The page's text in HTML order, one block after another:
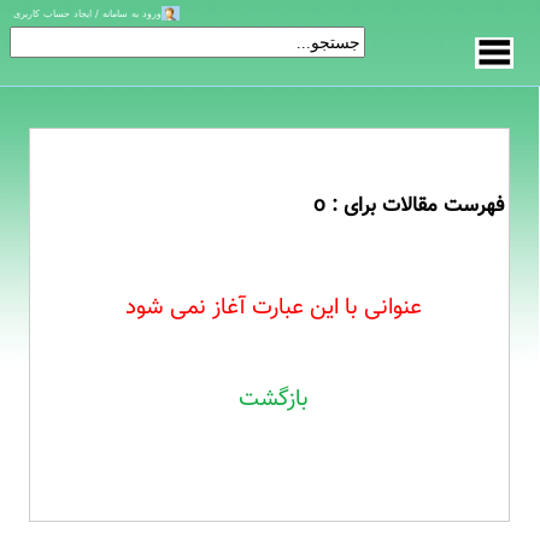
فهرست مقالات برای : o
عنوانی با این عبارت آغاز نمی شود
بازگشت
ورود به سامانه / ایجاد حساب کاربری